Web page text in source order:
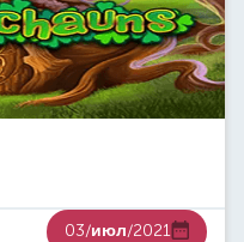
03/июл/2021